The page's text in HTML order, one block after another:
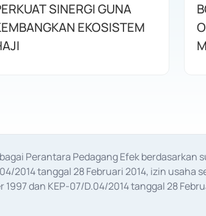
SINERGI GUNA
EKOSISTEM
Perantara Pedagang Efek
2014 tanggal 28 Februari 2014, izin
dan KEP-07/D.04/2014 tanggal 28